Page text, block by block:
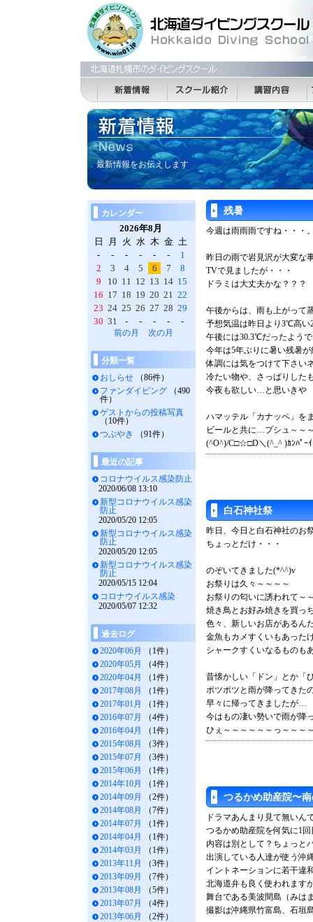
最新情報をお伝えします
残暑
今週は雨雨雨ですね・・・
昨日の雨で岩見沢が大変な
TVで見ましたが・・・
ドラミは大丈夫かな？？？
午後からは、雨も上がって
予想気温は昨日より3℃高
午後には30.3℃だったようで
今年は5年ぶりに暑い残暑
体調には気をつけて下さい
冷たい物や、さっぱりした
今夜も欲しい…と思いきや
ハマッテル「カナッペ」を
ビールと共に…プシュ～～
(^O^)/C□☆□D＼(^_^ )ｶﾝﾊﾟｰ
白石神社祭
昨日、今日と白石神社のお
ちょっとだけ・・・
のぞいてきました(*^^)v
お祭りは久々～～～～
お祭りの匂いに誘われて～
焼き鳥とお好み焼きを買っ
色々、新しいお店があるん
金魚もカメすくいもあった
シャークすくいなるものも
昔懐かしい「ドン」とか「
ポツポツと雨が降ってきた
早々に帰ってきましたが…
今はもの凄い勢いで雨が降
ひぇ～～～～～～っ～～～
つるかめ助産院〜
ドラマあんまり見て無いん
つるかめ助産院を何気に1
内容は別として？ちょっと
出演している人達が使う沖
イントネーションに若干違
北海道弁も良く使われます
舞台である美波間島（みは
撮影は沖縄県竹富島、石垣
カレンダー
2026年8月
日
月 火 水 木 金 土
-
- - - - -
1
2
3 4 5 6 7
8
9
10 11 12 13 14 15
16 17 18 19 20 21 22
23 24 25 26 27 28 29
30 31 - - - - -
前の月 次の月
分類一覧
おしらせ （86件）
ファンダイビング （490
件）
ゲストからの投稿写真
（10件）
つぶやき
（91件）
最近の記事
コロナウイルス感染防止
2020/06/08 13:10
新型コロナウイルス感染
防止
2020/05/20 12:05
新型コロナウイルス感染
防止
2020/05/20 12:05
新型コロナウイルス感染
防止
2020/05/15 12:04
コロナウイルス感染
2020/05/07 12:32
過去ログ
2020年06月
（1件）
2020年05月
（4件）
2020年04月
（1件）
2017年08月
（1件）
2017年01月
（1件）
2016年07月
（4件）
2016年04月
（1件）
2015年08月
（3件）
2015年07月
（3件）
2015年06月
（1件）
2014年10月
（1件）
2014年09月
（2件）
2014年08月
（7件）
2014年07月
（1件）
2014年04月
（1件）
2014年03月
（1件）
2013年11月
（3件）
2013年09月
（7件）
2013年08月
（5件）
2013年07月
（4件）
2013年06月
（2件）